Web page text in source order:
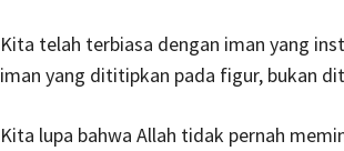
Kita telah terbiasa dengan iman yang
iman yang dititipkan pada figur, bukan
Kita lupa bahwa Allah tidak pernah